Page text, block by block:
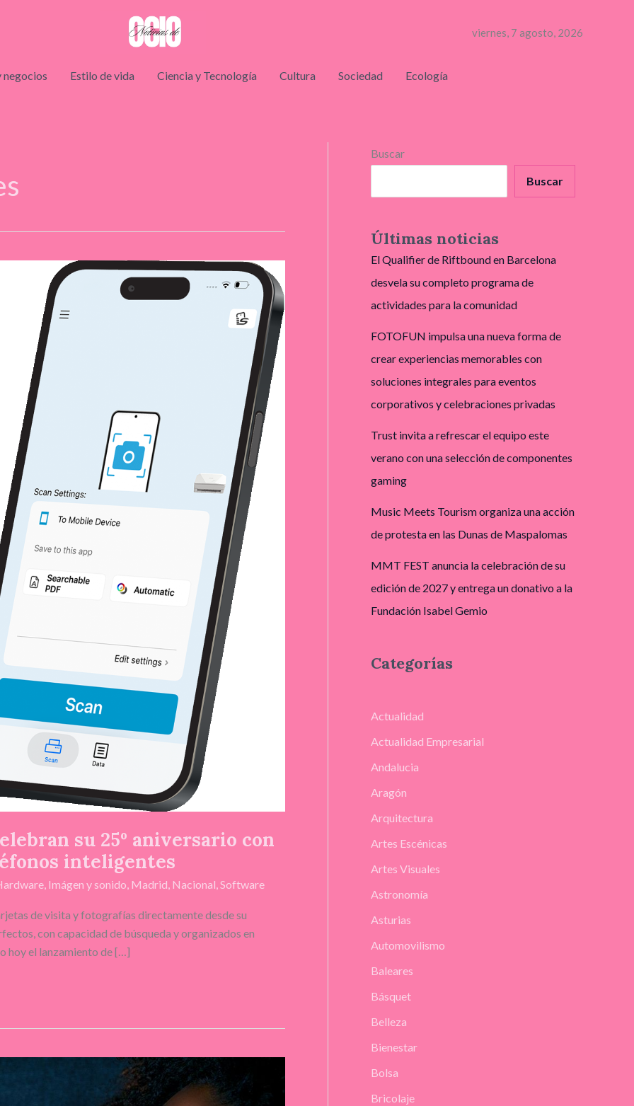
viernes, 7 agosto, 2026
negocios Estilo de vida Ciencia y Tecnología Cultura Sociedad Ecología
su 25º aniversario con
inteligentes
, Imágen y sonido, Madrid, Nacional,Software
de visita y fotografías directamente desde su
con capacidad de búsqueda y organizados en
hoy el lanzamiento de […]
Buscar
Buscar
Últimas noticias
El Qualifier de Riftbound en Barcelona
desvela su completo programa de
actividades para la comunidad
FOTOFUN impulsa una nueva forma de
crear experiencias memorables con
soluciones integrales para eventos
corporativos y celebraciones privadas
Trust invita a refrescar el equipo este
verano con una selección de componentes
gaming
Music Meets Tourism organiza una acción
de protesta en las Dunas de Maspalomas
MMT FEST anuncia la celebración de su
edición de 2027 y entrega un donativo a la
Fundación Isabel Gemio
Categorías
Actualidad
Actualidad Empresarial
Andalucia
Aragón
Arquitectura
Artes Escénicas
Artes Visuales
Astronomía
Asturias
Automovilismo
Baleares
Básquet
Belleza
Bienestar
Bolsa
Bricolaje